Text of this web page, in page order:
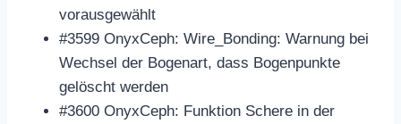
vorausgewählt
#3599 OnyxCeph: Wire_Bonding: Warnung bei
Wechsel der Bogenart, dass Bogenpunkte
gelöscht werden
#3600 OnyxCeph: Funktion Schere in der